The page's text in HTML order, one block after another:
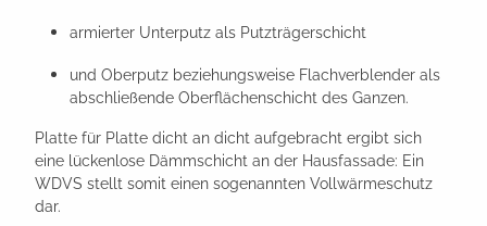
armierter Unterputz als Putzträgerschicht
und Oberputz beziehungsweise Flachverblender als
abschließende Oberflächenschicht des Ganzen.
Platte für Platte dicht an dicht aufgebracht ergibt sich
eine lückenlose Dämmschicht an der Hausfassade: Ein
WDVS stellt somit einen sogenannten Vollwärmeschutz
dar.